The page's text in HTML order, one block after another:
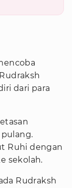
dari para
Ruhi dengan
sekolah.
Rudraksh